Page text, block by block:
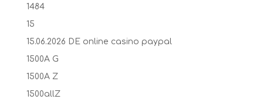
1484
15
15.06.2026 DE online casino paypal
1500A G
1500A Z
1500allZ